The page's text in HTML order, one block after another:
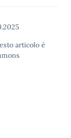
articolo è